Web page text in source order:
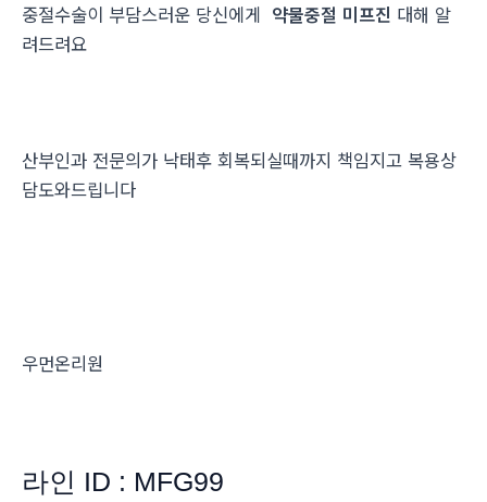
중절수술이 부담스러운 당신에게 약물중절 미프진 대해 알
려드려요
산부인과 전문의가 낙태후 회복되실때까지 책임지고 복용상
담도와드립니다
우먼온리원
라인 ID : MFG99